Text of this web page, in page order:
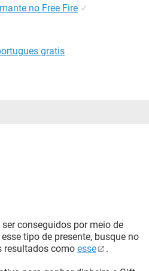
no Free Fire ✓
gratis
conseguidos por meio de
tipo de presente, busque no
resultados como esse .